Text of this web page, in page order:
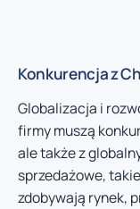
Konkurencja z
Globalizacja i
firmy muszą
ale także z
sprzedażowe,
zdobywają rynek,